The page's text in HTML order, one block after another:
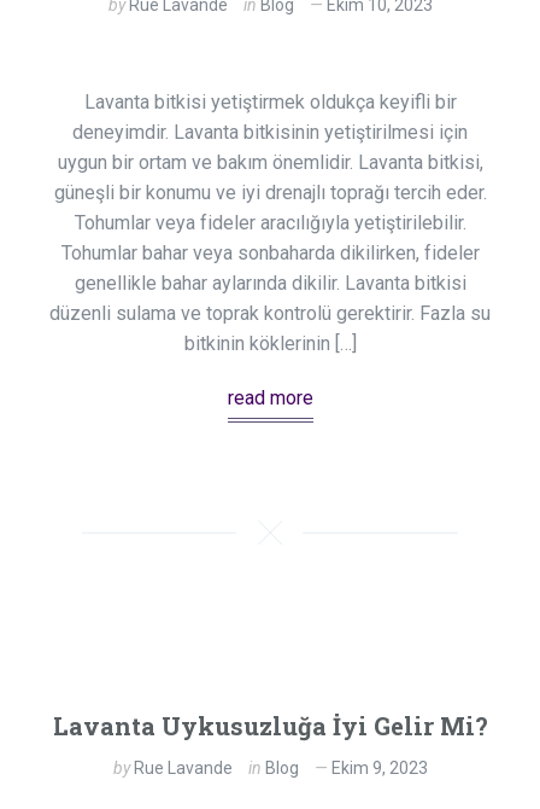
by Rue Lavande in Blog Ekim 10, 2023
Lavanta bitkisi yetiştirmek oldukça keyifli bir
deneyimdir. Lavanta bitkisinin yetiştirilmesi için
uygun bir ortam ve bakım önemlidir. Lavanta bitkisi,
güneşli bir konumu ve iyi drenajlı toprağı tercih eder.
Tohumlar veya fideler aracılığıyla yetiştirilebilir.
Tohumlar bahar veya sonbaharda dikilirken, fideler
genellikle bahar aylarında dikilir. Lavanta bitkisi
düzenli sulama ve toprak kontrolü gerektirir. Fazla su
bitkinin köklerinin […]
read more
Lavanta Uykusuzluğa İyi Gelir Mi?
by Rue Lavande in Blog Ekim 9, 2023